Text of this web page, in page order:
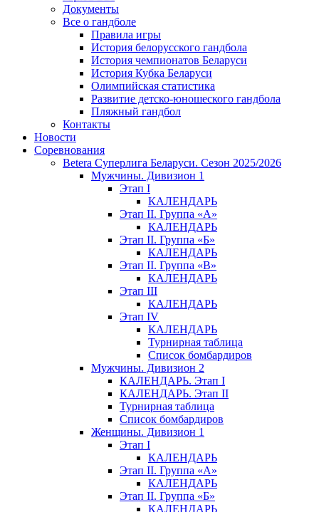
Документы
Все о гандболе
Правила игры
История белорусского гандбола
История чемпионатов Беларуси
История Кубка Беларуси
Олимпийская статистика
Развитие детско-юношеского гандбола
Пляжный гандбол
Контакты
Новости
Соревнования
Betera Суперлига Беларуси. Сезон 2025/2026
Мужчины. Дивизион 1
Этап I
КАЛЕНДАРЬ
Этап II. Группа «А»
КАЛЕНДАРЬ
Этап II. Группа «Б»
КАЛЕНДАРЬ
Этап II. Группа «В»
КАЛЕНДАРЬ
Этап III
КАЛЕНДАРЬ
Этап IV
КАЛЕНДАРЬ
Турнирная таблица
Список бомбардиров
Мужчины. Дивизион 2
КАЛЕНДАРЬ. Этап I
КАЛЕНДАРЬ. Этап II
Турнирная таблица
Список бомбардиров
Женщины. Дивизион 1
Этап I
КАЛЕНДАРЬ
Этап II. Группа «А»
КАЛЕНДАРЬ
Этап II. Группа «Б»
КАЛЕНДАРЬ